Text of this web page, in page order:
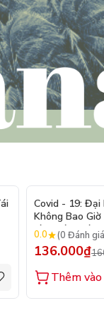
Covid - 19: Đại
Không Bao Giờ
Làm Cách Nào
Đại Dịch Kế
0.0 (0 Đánh
136.000₫
Thêm